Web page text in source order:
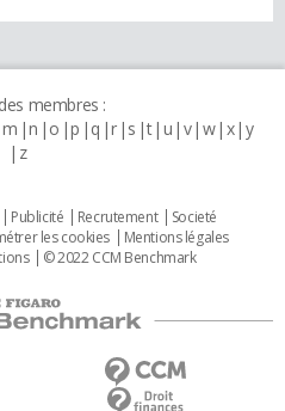
membres :
m n o p q r s t u v w x y
z
Publicité Recrutement
Societé
les cookies
Mentions légales
© 2022 CCM Benchmark